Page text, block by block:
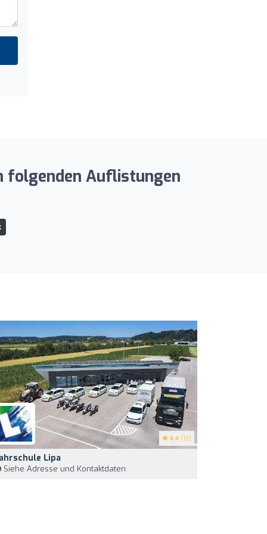
folgenden Auflistungen
4.4 (13)
Lipa
Siehe Adresse und Kontaktdaten